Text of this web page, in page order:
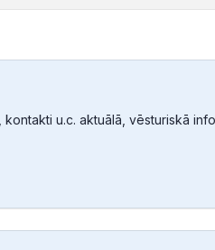
u.c. aktuālā, vēsturiskā